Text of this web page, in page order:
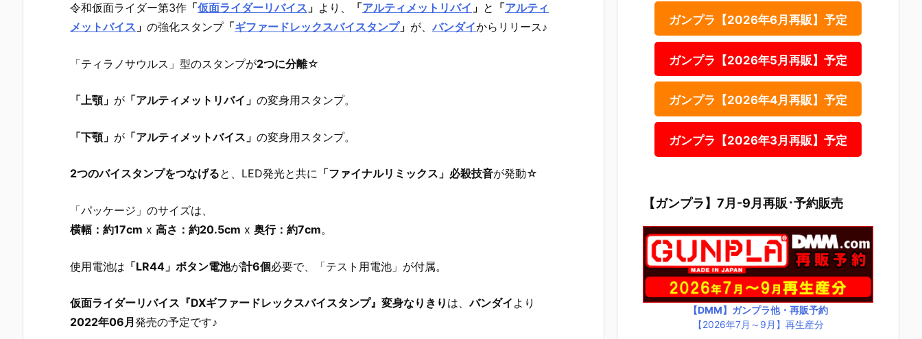
令和仮面ライダー第3作 「仮面ライダーリバイス 」 より、 「アルティメットリバイ 」 と 「アルティ
メットバイス 」 の強化スタンプ「ギファードレックスバイスタンプ」 が、バンダイからリリース♪
「ティラノサウルス」型のスタンプが2つに分離☆
「上顎」 が 「アルティメットリバイ」 の変身用スタンプ。
「下顎」 が 「アルティメットバイス」 の変身用スタンプ。
2つのバイスタンプをつなげると、LED発光と共に 「ファイナルリミックス」必殺技音が発動☆
「パッケージ」のサイズは、
横幅：約17cm x 高さ：約20.5cm x 奥行：約7cm。
使用電池は 「LR44」ボタン電池が計6個必要で、「テスト用電池」が付属。
仮面ライダーリバイス『DXギファードレックスバイスタンプ』変身なりきり は、バンダイ より
2022年06月 発売の予定です♪
ガンプラ【2026年6月再販】予定
ガンプラ【2026年5月再販】予定
ガンプラ【2026年4月再販】予定
ガンプラ【2026年3月再販】予定
【ガンプラ】7月-9月再販･予約販売
【DMM】ガンプラ他・再販予約
【2026年7月～9月】再生産分